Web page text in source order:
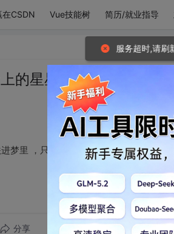
在CSDN Vue技能树 简历/就业指导
的星星掉下来跌进梦里
梦里 ，只为我一个人闪闪发亮
分享 转发到动态 举报
服务超时,请刷